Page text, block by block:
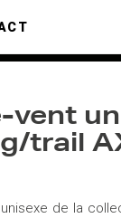
vent
trail
de la